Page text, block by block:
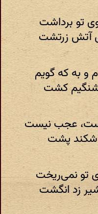
تو برداشت
آتش زرتشت
به که گویم
کشت
عجب نیست
شکند پشت
تو نمی‌ریخت
زد انگشت